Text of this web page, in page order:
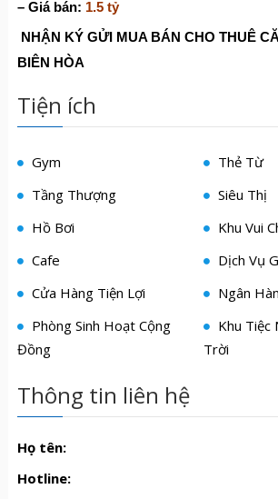
– Giá bán: 1.5 tỷ
NHẬN KÝ GỬI MUA BÁN CHO THUÊ
BIÊN HÒA
Tiện ích
Gym
Thẻ Từ
Tầng Thượng
Siêu Thị
Hồ Bơi
Khu Vui
Cafe
Dịch Vụ
Cửa Hàng Tiện Lợi
Ngân
Phòng Sinh Hoạt Cộng
Đồng
Khu Tiệc
Trời
Thông tin liên hệ
Họ tên:
Hotline: